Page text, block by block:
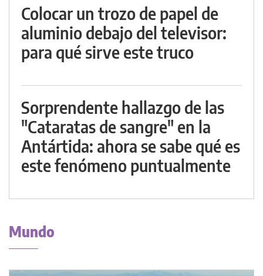
Colocar un trozo de papel de
aluminio debajo del televisor:
para qué sirve este truco
Sorprendente hallazgo de las
"Cataratas de sangre" en la
Antártida: ahora se sabe qué es
este fenómeno puntualmente
Mundo